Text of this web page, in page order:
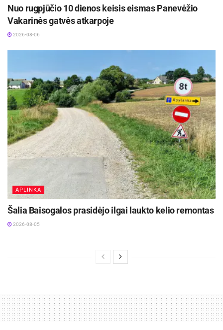
Nuo rugpjūčio 10 dienos keisis eismas Panevėžio
Vakarinės gatvės atkarpoje
2026-08-06
APLINKA
Šalia Baisogalos prasidėjo ilgai laukto kelio remontas
2026-08-05